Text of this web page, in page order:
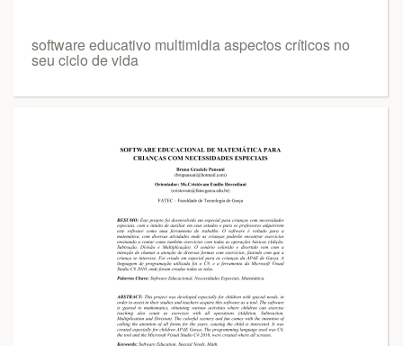
software educativo multimidia aspectos críticos no
seu ciclo de vida